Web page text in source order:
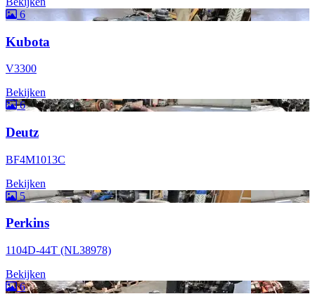
6
Kubota
V3300
Bekijken
6
Deutz
BF4M1013C
Bekijken
5
Perkins
1104D-44T (NL38978)
Bekijken
6